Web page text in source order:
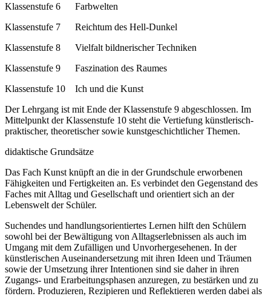
Klassenstufe 6 Farbwelten
Klassenstufe 7 Reichtum des Hell-Dunkel
Klassenstufe 8 Vielfalt bildnerischer Techniken
Klassenstufe 9 Faszination des Raumes
Klassenstufe 10 Ich und die Kunst
Der Lehrgang ist mit Ende der Klassenstufe 9 abgeschlossen. Im
Mittelpunkt der Klassenstufe 10 steht die Vertiefung künstlerisch-
praktischer, theoretischer sowie kunstgeschichtlicher Themen.
didaktische Grundsätze
Das Fach Kunst knüpft an die in der Grundschule erworbenen
Fähigkeiten und Fertigkeiten an. Es verbindet den Gegenstand des
Faches mit Alltag und Gesellschaft und orientiert sich an der
Lebenswelt der Schüler.
Suchendes und handlungsorientiertes Lernen hilft den Schülern
sowohl bei der Bewältigung von Alltagserlebnissen als auch im
Umgang mit dem Zufälligen und Unvorhergesehenen. In der
künstlerischen Auseinandersetzung mit ihren Ideen und Träumen
sowie der Umsetzung ihrer Intentionen sind sie daher in ihren
Zugangs- und Erarbeitungsphasen anzuregen, zu bestärken und zu
fördern. Produzieren, Rezipieren und Reflektieren werden dabei als